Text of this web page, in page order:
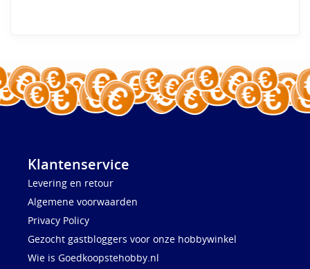
Klantenservice
Levering en retour
Algemene voorwaarden
Privacy Policy
Gezocht gastbloggers voor onze hobbywinkel
Wie is Goedkoopstehobby.nl